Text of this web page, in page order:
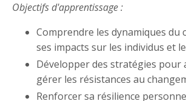
Objectifs d'apprentissage :
Comprendre les dynamiques du
ses impacts sur les individus et
Développer des stratégies pour
gérer les résistances au
Renforcer sa résilience